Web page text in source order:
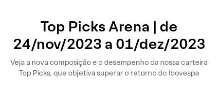
Top Picks Arena | de
24/nov/2023 a 01/dez/2023
Veja a nova composição e o desempenho da nossa carteira
Top Picks, que objetiva superar o retorno do Ibovespa